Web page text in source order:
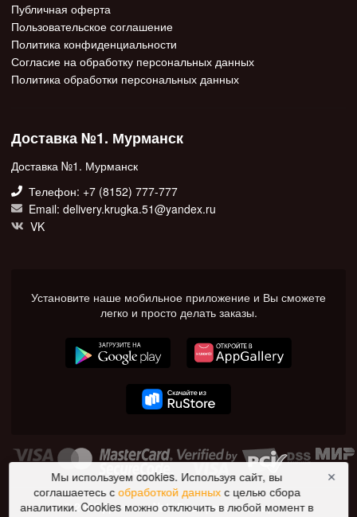
Публичная оферта
Пользовательское соглашение
Политика конфиденциальности
Согласие на обработку персональных данных
Политика обработки персональных данных
Доставка №1. Мурманск
Доставка №1. Мурманск
Телефон: +7 (8152) 777-777
Email: delivery.krugka.51@yandex.ru
VK
Установите наше мобильное приложение и Вы сможете
легко и просто делать заказы.
© 2026 Доставка №1. Все права защищены.
Мы используем cookies. Используя сайт, вы
соглашаетесь собработкой данныхс целью сбора
аналитики. Cookies можно отключить в любой момент в
✕